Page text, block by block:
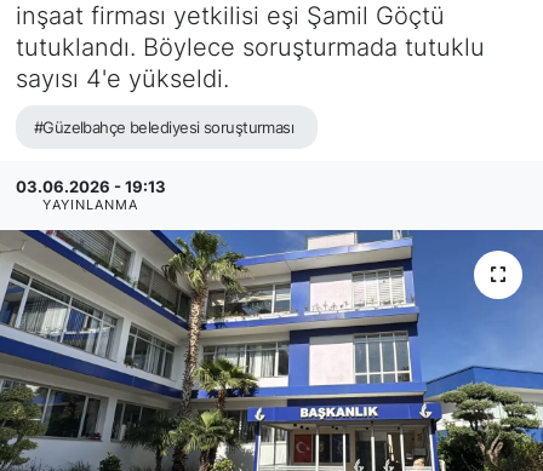
inşaat firması yetkilisi eşi Şamil Göçtü
tutuklandı. Böylece soruşturmada tutuklu
sayısı 4'e yükseldi.
#Güzelbahçe belediyesi soruşturması
03.06.2026 - 19:13
YAYINLANMA
Bilim ve Teknoloji
Son Dakika Haberleri